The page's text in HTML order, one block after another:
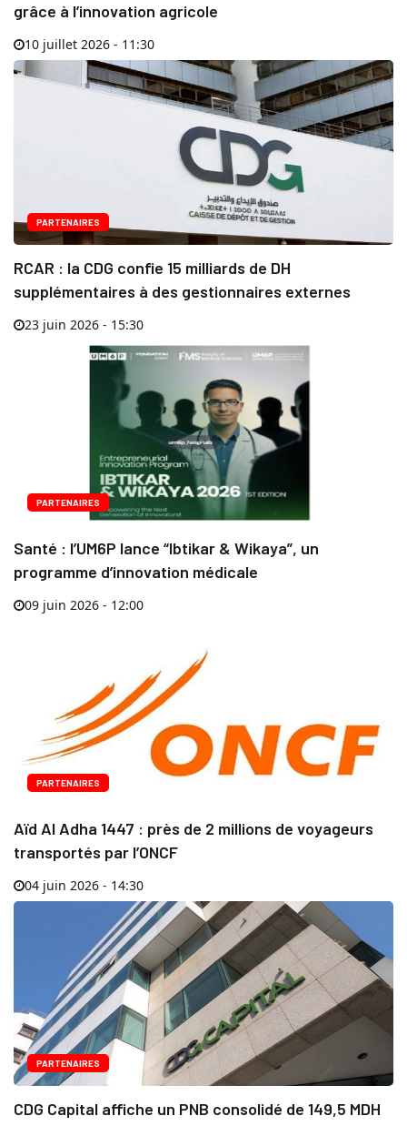
grâce à l’innovation agricole
10 juillet 2026 - 11:30
PARTENAIRES
RCAR : la CDG confie 15 milliards de DH
supplémentaires à des gestionnaires externes
23 juin 2026 - 15:30
PARTENAIRES
Santé : l’UM6P lance “Ibtikar & Wikaya”, un
programme d’innovation médicale
09 juin 2026 - 12:00
PARTENAIRES
Aïd Al Adha 1447 : près de 2 millions de voyageurs
transportés par l’ONCF
04 juin 2026 - 14:30
PARTENAIRES
CDG Capital affiche un PNB consolidé de 149,5 MDH